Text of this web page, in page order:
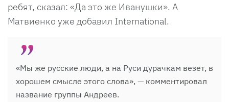
ребят, сказал: «Да это же Иванушки». А
Матвиенко уже добавил International.
«Мы же русские люди, а на Руси дурачкам везет, в
хорошем смысле этого слова», — комментировал
название группы Андреев.